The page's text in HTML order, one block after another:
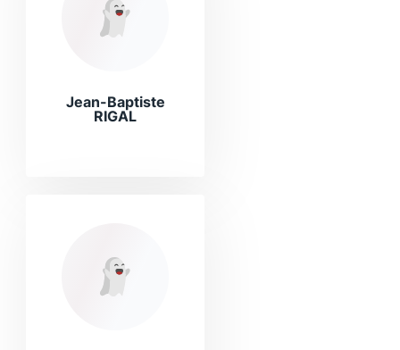
Jean-Baptiste
RIGAL